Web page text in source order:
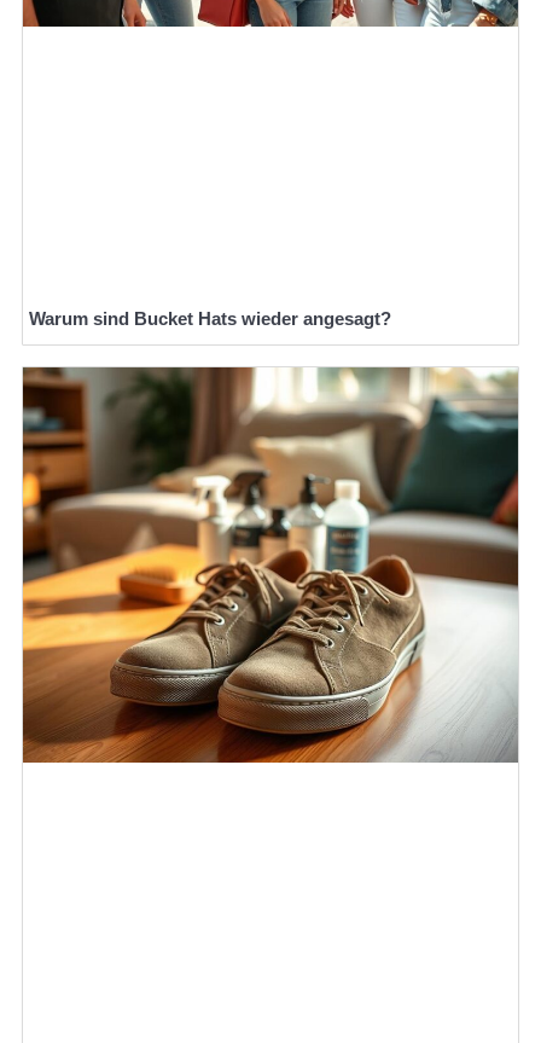
Warum sind Bucket Hats wieder angesagt?